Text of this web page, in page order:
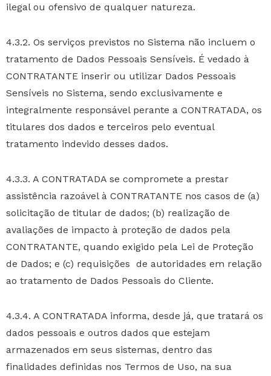
ilegal ou ofensivo de qualquer natureza.
4.3.2. Os serviços previstos no Sistema não incluem o
tratamento de Dados Pessoais Sensíveis. É vedado à
CONTRATANTE inserir ou utilizar Dados Pessoais
Sensíveis no Sistema, sendo exclusivamente e
integralmente responsável perante a CONTRATADA, os
titulares dos dados e terceiros pelo eventual
tratamento indevido desses dados.
4.3.3. A CONTRATADA se compromete a prestar
assistência razoável à CONTRATANTE nos casos de (a)
solicitação de titular de dados; (b) realização de
avaliações de impacto à proteção de dados pela
CONTRATANTE, quando exigido pela Lei de Proteção
de Dados; e (c) requisições de autoridades em relação
ao tratamento de Dados Pessoais do Cliente.
4.3.4. A CONTRATADA informa, desde já, que tratará os
dados pessoais e outros dados que estejam
armazenados em seus sistemas, dentro das
finalidades definidas nos Termos de Uso, na sua